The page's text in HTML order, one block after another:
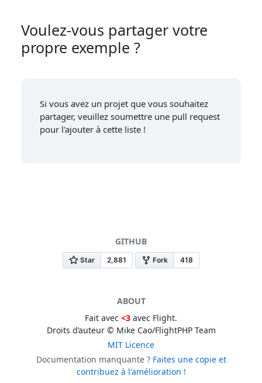
Voulez-vous partager votre
propre exemple ?
Si vous avez un projet que vous souhaitez
partager, veuillez soumettre une pull request
pour l'ajouter à cette liste !
GITHUB
ABOUT
Fait avec <3 avec Flight.
Droits d’auteur © Mike Cao/FlightPHP Team
MIT Licence
Documentation manquante ? Faites une copie et
contribuez à l'amélioration !